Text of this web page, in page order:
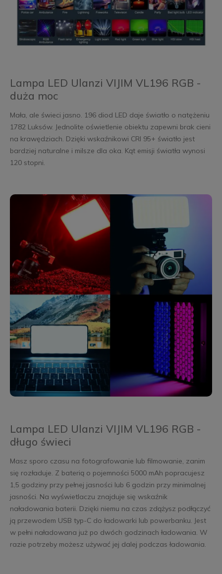
Lampa LED Ulanzi VIJIM VL196 RGB -
duża moc
Mała, ale świeci jasno. 196 diod LED daje światło o natężeniu
1782 Luksów. Jednolite oświetlenie obiektu zapewni brak cieni
na krawędziach. Dzięki wskaźnikowi CRI 95+ światło jest
bardziej naturalne i milsze dla oka. Kąt emisji światła wynosi
120 stopni.
Lampa LED Ulanzi VIJIM VL196 RGB -
długo świeci
Masz sporo czasu na fotografowanie lub filmowanie, zanim
się rozładuje. Z baterią o pojemności 5000 mAh popracujesz
1,5 godziny przy pełnej jasności lub 6 godzin przy minimalnej
jasności. Na wyświetlaczu znajduje się wskaźnik
naładowania baterii. Dzięki niemu na czas zdążysz podłączyć
ją przewodem USB typ-C do ładowarki lub powerbanku. Jest
w pełni naładowana już po dwóch godzinach ładowania. W
razie potrzeby możesz używać jej dalej podczas ładowania.